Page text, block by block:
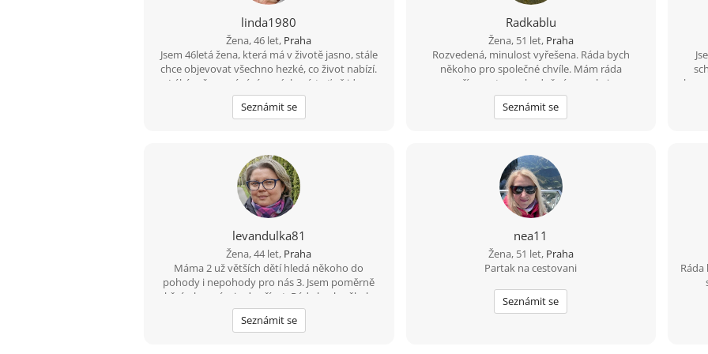
linda1980
Žena, 46 let, Praha
Jsem 46letá žena, která má v životě jasno, stále
chce objevovat všechno hezké, co život nabízí.
Láká mě poznávání nových míst ať už jde o
výlet po hradech, nebo objevování cizích kultur
v zahraničí. Miluju kulturu, potěší mě lístky do
ale i otevřeně pokecat o životě. Hledám vážný
vztah založený na upřímnosti a vzájemném
respektu. Pokud máš vyřešenou minulost a
chceš začít psát novou kapitolu, budeme si
rozumět.
Seznámit se
Radkablu
Žena, 51 let, Praha
Rozvedená, minulost vyřešena. Ráda bych
někoho pro společné chvíle. Mám ráda
upřímnost a rozhodně vím co chci.
Seznámit se
po
levandulka81
Žena, 44 let, Praha
Máma 2 už větších dětí hledá někoho do
pohody i nepohody pro nás 3. Jsem poměrně
akční, ale umím i odpočívat. Ráda bych někoho
kdo chce opravdu vztah a nechce trávit čas jen
dopisováním.
Seznámit se
nea11
Žena, 51 let, Praha
Partak na cestovani
Seznámit se